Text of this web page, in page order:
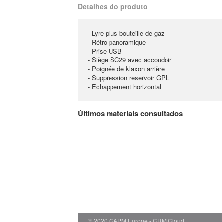
Detalhes do produto
- Lyre plus bouteille de gaz
- Rétro panoramique
- Prise USB
- Siège SC29 avec accoudoir
- Poignée de klaxon arrière
- Suppression reservoir GPL
- Echappement horizontal
Últimos materiais consultados
© 2020 CAPM Europe CRM Cloud